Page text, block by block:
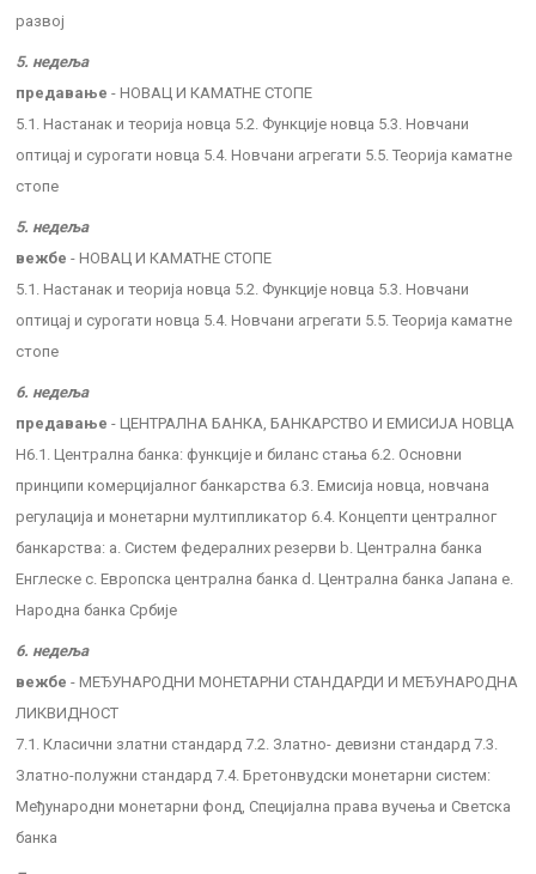
развој
5. недеља
предавање - НОВАЦ И КАМАТНЕ СТОПЕ
5.1. Настанак и теорија новца 5.2. Функције новца 5.3. Новчани
оптицај и сурогати новца 5.4. Новчани агрегати 5.5. Теорија каматне
стопе
5. недеља
вежбе - НОВАЦ И КАМАТНЕ СТОПЕ
5.1. Настанак и теорија новца 5.2. Функције новца 5.3. Новчани
оптицај и сурогати новца 5.4. Новчани агрегати 5.5. Теорија каматне
стопе
6. недеља
предавање - ЦЕНТРАЛНА БАНКА, БАНКАРСТВО И ЕМИСИЈА НОВЦА
Н6.1. Централна банка: функције и биланс стања 6.2. Основни
принципи комерцијалног банкарства 6.3. Емисија новца, новчана
регулација и монетарни мултипликатор 6.4. Концепти централног
банкарства: a. Систем федералних резерви b. Централна банка
Енглеске c. Европска централна банка d. Централна банка Јапана e.
Народна банка Србије
6. недеља
вежбе - МЕЂУНАРОДНИ МОНЕТАРНИ СТАНДАРДИ И МЕЂУНАРОДНА
ЛИКВИДНОСТ
7.1. Класични златни стандард 7.2. Златно- девизни стандард 7.3.
Златно-полужни стандард 7.4. Бретонвудски монетарни систем:
Међународни монетарни фонд, Специјална права вучења и Светска
банка